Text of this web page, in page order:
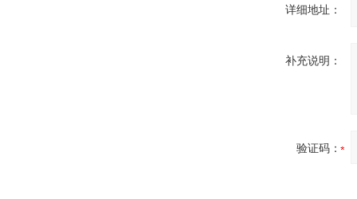
详细地址：
补充说明：
验证码：